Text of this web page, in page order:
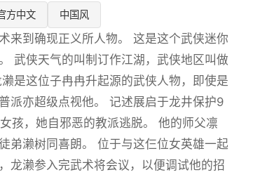
方中文 中国风
来到确现正义所人物。 这是这个武侠迷你
武侠天气的叫制订作江湖，武侠地区叫做
是这位子冉冉升起源的武侠人物，即使是
派亦超级点视他。 记述展启于龙井保护9
孩，她自邪恶的教派逃脱。 他的师父凛
弟濑树同喜朗。 位于与这仨位女英雄一起
龙濑参入完武术将会议，以便调试他的招